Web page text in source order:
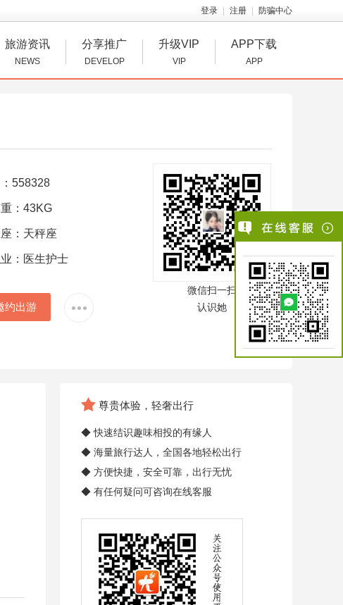
登录 注册 防骗中心
旅游资讯
NEWS
分享推广
DEVELOP
升级VIP
VIP
APP下载
APP
：558328
：43KG
：天秤座
：医生护士
微信扫一扫
认识她
约出游
尊贵体验，轻奢出行
◆ 快速结识趣味相投的有缘人
◆ 海量旅行达人，全国各地轻松出行
◆ 方便快捷，安全可靠，出行无忧
◆ 有任何疑问可咨询在线客服